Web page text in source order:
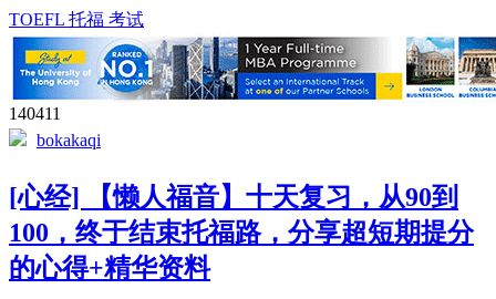
TOEFL 托福 考试
140411
bokakaqi
[心经] 【懒人福音】十天复习，从90到
100，终于结束托福路，分享超短期提分
的心得+精华资料